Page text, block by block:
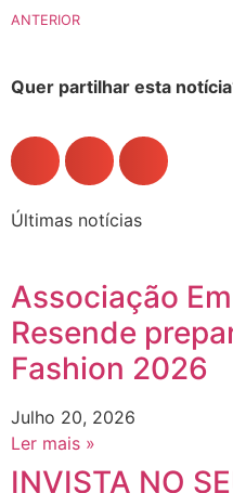
ANTERIOR
Quer partilhar esta
Últimas notícias
Associação
Resende
Fashion 2026
Julho 20, 2026
Ler mais »
INVISTA NO